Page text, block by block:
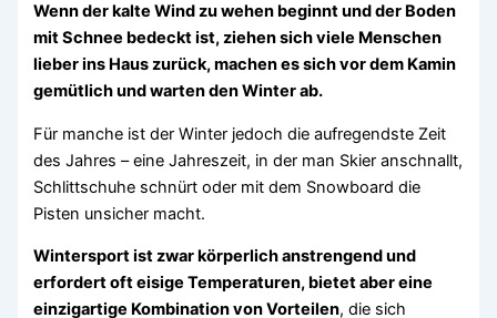
Wenn der kalte Wind zu wehen beginnt und der Boden
mit Schnee bedeckt ist, ziehen sich viele Menschen
lieber ins Haus zurück, machen es sich vor dem Kamin
gemütlich und warten den Winter ab.
Für manche ist der Winter jedoch die aufregendste Zeit
des Jahres – eine Jahreszeit, in der man Skier anschnallt,
Schlittschuhe schnürt oder mit dem Snowboard die
Pisten unsicher macht.
Wintersport ist zwar körperlich anstrengend und
erfordert oft eisige Temperaturen, bietet aber eine
einzigartige Kombination von Vorteilen, die sich